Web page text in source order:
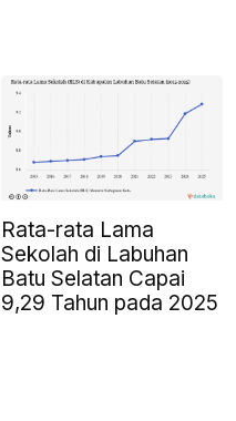
Rata-rata Lama
Sekolah di Labuhan
Batu Selatan Capai
9,29 Tahun pada 2025